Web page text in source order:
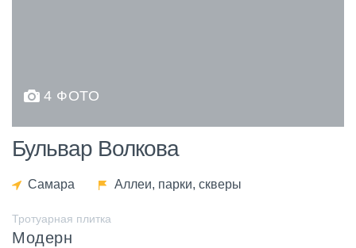
4 ФОТО
Бульвар Волкова
Самара Аллеи, парки, скверы
Тротуарная плитка
Модерн